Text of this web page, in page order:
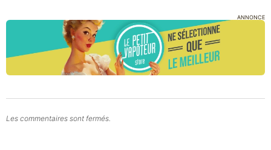
ANNONCE
Les commentaires sont fermés.